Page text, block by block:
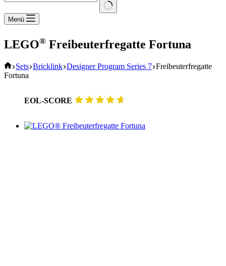
Keine
Ergebnisse
Menü
LEGO® Freibeuterfregatte Fortuna
Start
Sets Bricklink Designer Program Series 7 Freibeuterfregatte
Fortuna
EOL-SCORE